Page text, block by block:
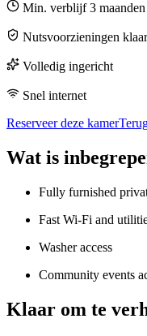
Min. verblijf 3 maanden
Nutsvoorzieningen klaar
Volledig ingericht
Snel internet
Reserveer deze kamer
Wat is
Fully furnished
Fast Wi-Fi and
Washer access
Community events
Klaar om te